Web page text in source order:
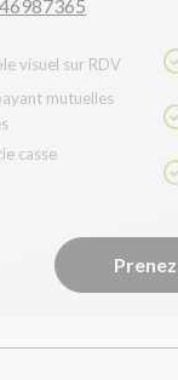
visuel sur RDV
casse